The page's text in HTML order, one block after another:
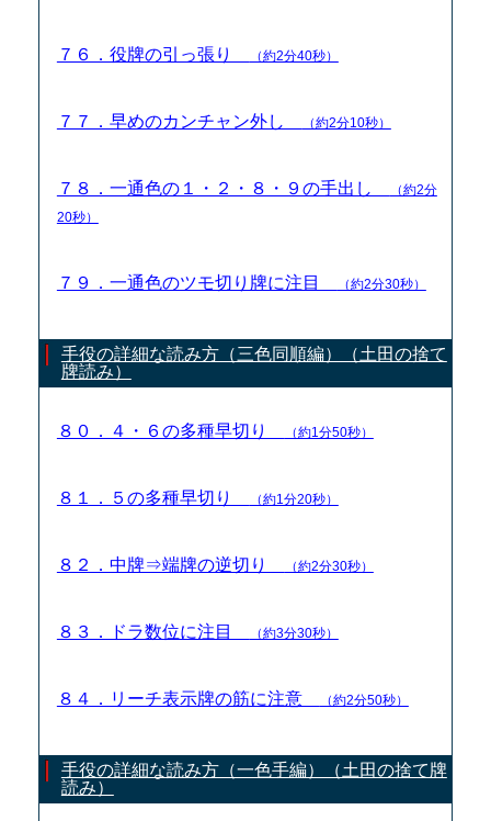
７６．役牌の引っ張り （約2分40秒）
７７．早めのカンチャン外し （約2分10秒）
７８．一通色の１・２・８・９の手出し
（約2分
20秒）
７９．一通色のツモ切り牌に注目 （約2分30秒）
手役の詳細な読み方（三色同順編）（土田の捨て
牌読み）
８０．４・６の多種早切り （約1分50秒）
８１．５の多種早切り （約1分20秒）
８２．中牌⇒端牌の逆切り （約2分30秒）
８３．ドラ数位に注目 （約3分30秒）
８４．リーチ表示牌の筋に注意 （約2分50秒）
手役の詳細な読み方（一色手編）（土田の捨て牌
読み）